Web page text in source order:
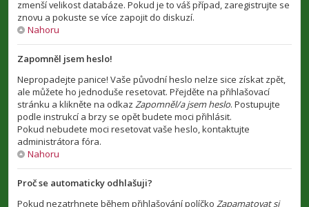
zmenší velikost databáze. Pokud je to váš případ, zaregistrujte se
znovu a pokuste se více zapojit do diskuzí.
Nahoru
Zapomněl jsem heslo!
Nepropadejte panice! Vaše původní heslo nelze sice získat zpět,
ale můžete ho jednoduše resetovat. Přejděte na přihlašovací
stránku a klikněte na odkaz Zapomněl/a jsem heslo. Postupujte
podle instrukcí a brzy se opět budete moci přihlásit.
Pokud nebudete moci resetovat vaše heslo, kontaktujte
administrátora fóra.
Nahoru
Proč se automaticky odhlašuji?
Pokud nezatrhnete během přihlašování políčko Zapamatovat si